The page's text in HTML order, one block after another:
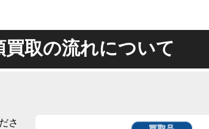
買取の流れについて
さ